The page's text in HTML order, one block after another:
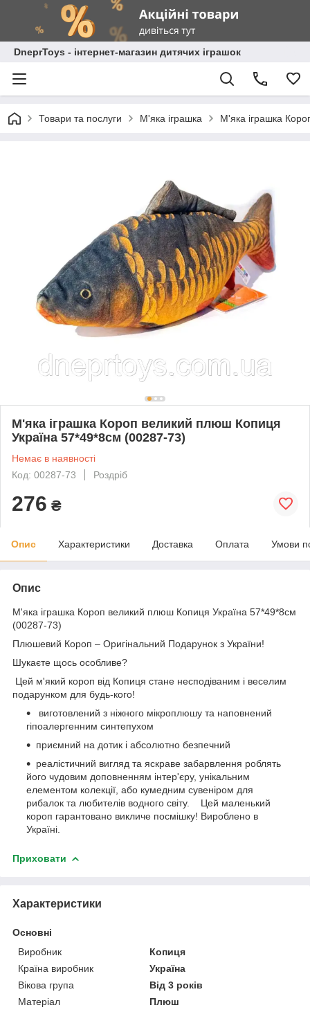
DneprToys - інтернет-магазин дитячих іграшок
Товари та послуги М'яка іграшка М'яка іграшка
М'яка іграшка Короп великий плюш Копиця
Україна 57*49*8см (00287-73)
Немає в наявності
Код: 00287-73
Роздріб
276 ₴
Опис Характеристики Доставка Оплата Умови
Опис
М'яка іграшка Короп великий плюш Копиця Україна 57*49*8см
(00287-73)
Плюшевий Короп – Оригінальний Подарунок з України!
Шукаєте щось особливе?
Цей м'який короп від Копиця стане несподіваним і веселим
подарунком для будь-кого!
виготовлений з ніжного мікроплюшу та наповнений
гіпоалергенним синтепухом
приємний на дотик і абсолютно безпечний
реалістичний вигляд та яскраве забарвлення роблять
його чудовим доповненням інтер'єру, унікальним
елементом колекції, або кумедним сувеніром для
рибалок та любителів водного світу.
Цей маленький
короп гарантовано викличе посмішку! Вироблено в
Україні.
Приховати
Характеристики
Основні
Виробник
Копиця
Країна виробник
Україна
Вікова група
Від 3 років
Матеріал
Плюш